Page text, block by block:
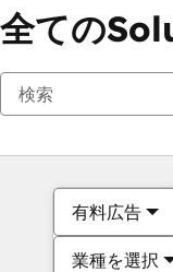
全ての
有料広告
業種を選択